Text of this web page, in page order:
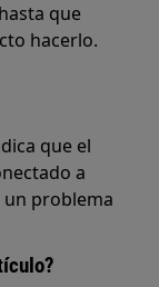
que
hacerlo.
que el
a
un problema